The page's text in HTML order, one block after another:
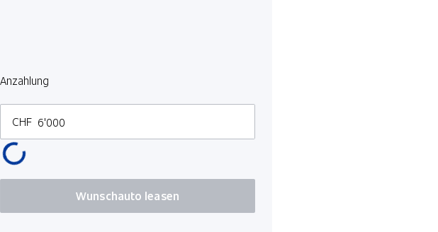
Anzahlung
CHF
Wunschauto leasen